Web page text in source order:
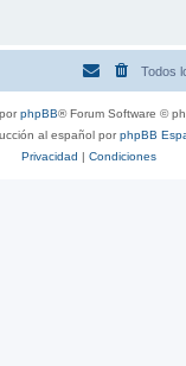
Todos
phpBB® Forum Software ©
al español porphpBB
Privacidad | Condiciones